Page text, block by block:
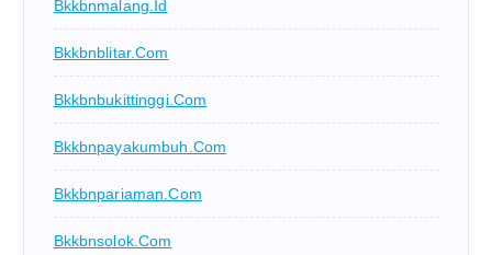
Bkkbnmalang.id
Bkkbnblitar.com
Bkkbnbukittinggi.com
Bkkbnpayakumbuh.com
Bkkbnpariaman.com
Bkkbnsolok.com